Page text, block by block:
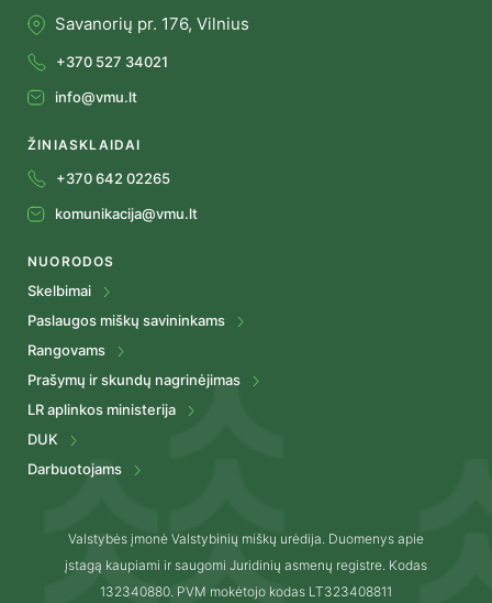
Savanorių pr. 176, Vilnius
+370 527 34021
info@vmu.lt
ŽINIASKLAIDAI
+370 642 02265
komunikacija@vmu.lt
NUORODOS
Skelbimai
Paslaugos miškų savininkams
Rangovams
Prašymų ir skundų nagrinėjimas
LR aplinkos ministerija
DUK
Darbuotojams
Valstybės įmonė Valstybinių miškų urėdija. Duomenys apie
įstagą kaupiami ir saugomi Juridinių asmenų registre. Kodas
132340880. PVM mokėtojo kodas LT323408811